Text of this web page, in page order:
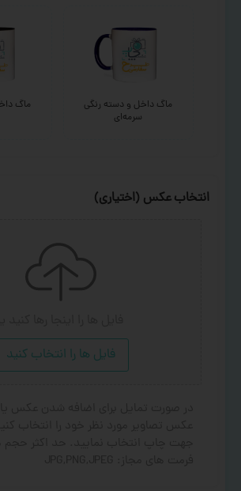
ماگ داخل و دسته رنگی
سرمه‌ای
ماگ
انتخاب عکس (اختیاری)
فایل ها را انتخاب کنید